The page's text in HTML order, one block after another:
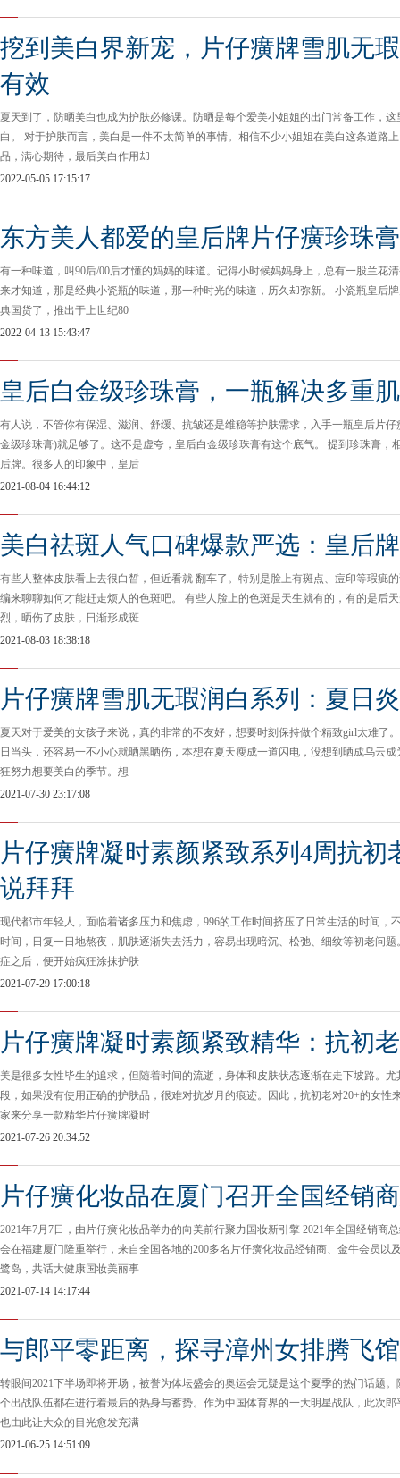
挖到美白界新宠，片仔癀牌雪肌无
有效
夏天到了，防晒美白也成为护肤必修课。防晒是每个爱美小姐姐的出门常备工作，
白。 对于护肤而言，美白是一件不太简单的事情。相信不少小姐姐在美白这条道路
品，满心期待，最后美白作用却
2022-05-05 17:15:17
东方美人都爱的皇后牌片仔癀珍珠
有一种味道，叫90后/00后才懂的妈妈的味道。记得小时候妈妈身上，总有一股兰花
来才知道，那是经典小瓷瓶的味道，那一种时光的味道，历久却弥新。 小瓷瓶皇后
典国货了，推出于上世纪80
2022-04-13 15:43:47
皇后白金级珍珠膏，一瓶解决多重
有人说，不管你有保湿、滋润、舒缓、抗皱还是维稳等护肤需求，入手一瓶皇后片
金级珍珠膏)就足够了。这不是虚夸，皇后白金级珍珠膏有这个底气。 提到珍珠膏，
后牌。很多人的印象中，皇后
2021-08-04 16:44:12
美白祛斑人气口碑爆款严选：皇后
有些人整体皮肤看上去很白皙，但近看就 翻车了。特别是脸上有斑点、痘印等瑕疵
编来聊聊如何才能赶走烦人的色斑吧。 有些人脸上的色斑是天生就有的，有的是后
烈，晒伤了皮肤，日渐形成斑
2021-08-03 18:38:18
片仔癀牌雪肌无瑕润白系列：夏日
夏天对于爱美的女孩子来说，真的非常的不友好，想要时刻保持做个精致girl太难了
日当头，还容易一不小心就晒黑晒伤，本想在夏天瘦成一道闪电，没想到晒成乌云
狂努力想要美白的季节。想
2021-07-30 23:17:08
片仔癀牌凝时素颜紧致系列4周抗初
说拜拜
现代都市年轻人，面临着诸多压力和焦虑，996的工作时间挤压了日常生活的时间，
时间，日复一日地熬夜，肌肤逐渐失去活力，容易出现暗沉、松弛、细纹等初老问
症之后，便开始疯狂涂抹护肤
2021-07-29 17:00:18
片仔癀牌凝时素颜紧致精华：抗初
美是很多女性毕生的追求，但随着时间的流逝，身体和皮肤状态逐渐在走下坡路。
段，如果没有使用正确的护肤品，很难对抗岁月的痕迹。因此，抗初老对20+的女性
家来分享一款精华片仔癀牌凝时
2021-07-26 20:34:52
片仔癀化妆品在厦门召开全国经销
2021年7月7日，由片仔癀化妆品举办的向美前行聚力国妆新引擎 2021年全国经销商
会在福建厦门隆重举行，来自全国各地的200多名片仔癀化妆品经销商、金牛会员以
鹭岛，共话大健康国妆美丽事
2021-07-14 14:17:44
与郎平零距离，探寻漳州女排腾飞馆
转眼间2021下半场即将开场，被誉为体坛盛会的奥运会无疑是这个夏季的热门话题
个出战队伍都在进行着最后的热身与蓄势。作为中国体育界的一大明星战队，此次
也由此让大众的目光愈发充满
2021-06-25 14:51:09